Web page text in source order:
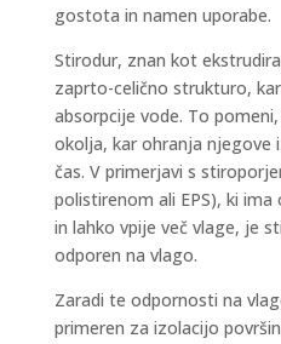
gostota in namen uporabe.
Stirodur, znan kot
zaprto-celično strukturo,
absorpcije vode. To
okolja, kar ohranja njegove
čas. V primerjavi s
polistirenom ali EPS), ki
in lahko vpije več vlage, je
odporen na vlago.
Zaradi te odpornosti na
primeren za izolacijo